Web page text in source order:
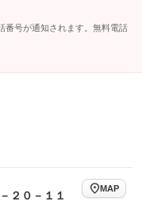
番号が通知されます。無料電話
２０－１１
MAP